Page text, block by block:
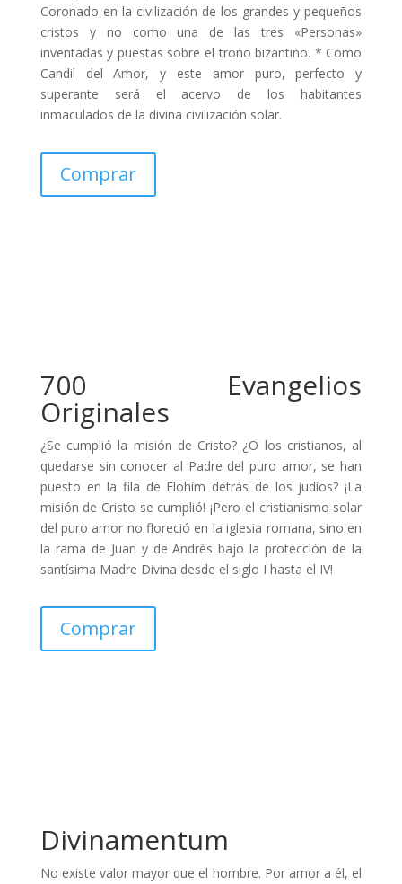
Coronado en la civilización de los grandes y pequeños
cristos y no como una de las tres «Personas»
inventadas y puestas sobre el trono bizantino. * Como
Candil del Amor, y este amor puro, perfecto y
superante será el acervo de los habitantes
inmaculados de la divina civilización solar.
Comprar
700 Evangelios
Originales
¿Se cumplió la misión de Cristo? ¿O los cristianos, al
quedarse sin conocer al Padre del puro amor, se han
puesto en la fila de Elohím detrás de los judíos? ¡La
misión de Cristo se cumplió! ¡Pero el cristianismo solar
del puro amor no floreció en la iglesia romana, sino en
la rama de Juan y de Andrés bajo la protección de la
santísima Madre Divina desde el siglo I hasta el IV!
Comprar
Divinamentum
No existe valor mayor que el hombre. Por amor a él, el